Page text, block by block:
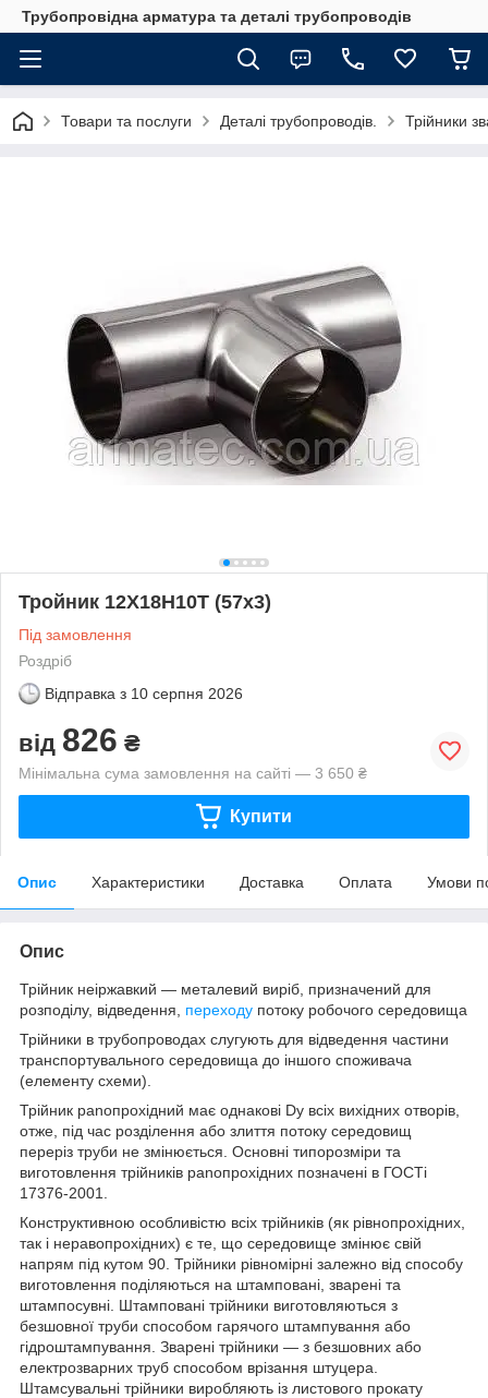
Трубопровідна арматура та деталі трубопроводів
Товари та послуги Деталі трубопроводів. Трійники
Тройник 12Х18Н10Т (57х3)
Під замовлення
Роздріб
Відправка з 10 серпня 2026
від 826 ₴
Мінімальна сума замовлення на сайті — 3 650 ₴
Купити
Опис Характеристики Доставка Оплата Умови
Опис
Трійник неіржавкий — металевий виріб, призначений для
розподілу, відведення, переходу потоку робочого середовища
Трійники в трубопроводах слугують для відведення частини
транспортувального середовища до іншого споживача
(елементу схеми).
Трійник рanопрохідний має однакові Dу всіх вихідних отворів,
отже, під час розділення або злиття потоку середовищ
переріз труби не змінюється. Основні типорозміри та
виготовлення трійників рanoпрохідних позначені в ГОСТі
17376-2001.
Конструктивною особливістю всіх трійників (як рівнопрохідних,
так і нерaвопрохідних) є те, що середовище змінює свій
напрям під кутом 90. Трійники рівномірні залежно від способу
виготовлення поділяються на штамповані, зварені та
штампосувні. Штамповані трійники виготовляються з
безшовної труби способом гарячого штампування або
гідроштампування. Зварені трійники — з безшовних або
електрозварних труб способом врізання штуцера.
Штамсувальні трійники виробляють із листового прокату